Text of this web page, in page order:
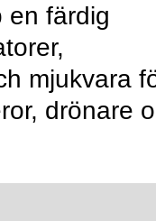
en färdig
mjukvara
drönare